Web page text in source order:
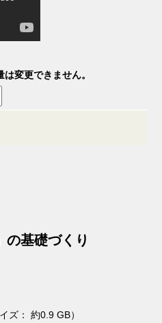
変更できません。
の基礎づくり
ズ： 約0.9 GB）